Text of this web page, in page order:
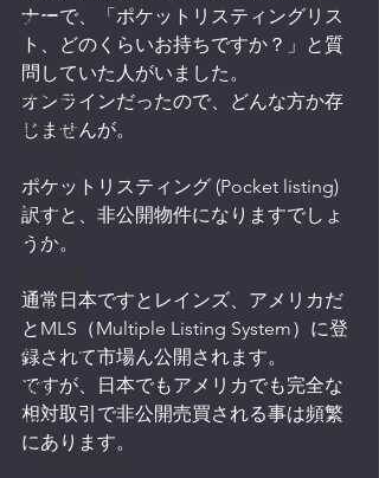
タイ
マレーシア
物件選び
業者選定
エリア選定
ベトナム
イギリス
モンゴル
税金
銀行
ナーで、「ポケットリスティングリス
ト、どのくらいお持ちですか？」と質
問していた人がいました。
オンラインだったので、どんな方か存
じませんが。
ポケットリスティング (Pocket listing)
訳すと、非公開物件になりますでしょ
うか。
通常日本ですとレインズ、アメリカだ
とMLS（Multiple Listing System）に登
録されて市場ん公開されます。
ですが、日本でもアメリカでも完全な
相対取引で非公開売買される事は頻繁
にあります。